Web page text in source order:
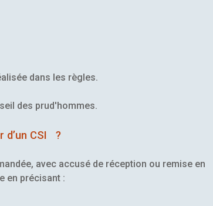
dans les règles.
des prud'hommes.
d’un CSI ?
avec accusé de réception ou remise en
en précisant :